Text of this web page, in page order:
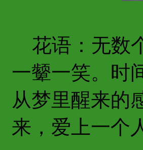
花语：无数
一颦一笑。时
从梦里醒来的
来，爱上一个